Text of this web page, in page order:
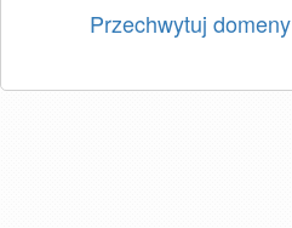
Przechwytuj domeny